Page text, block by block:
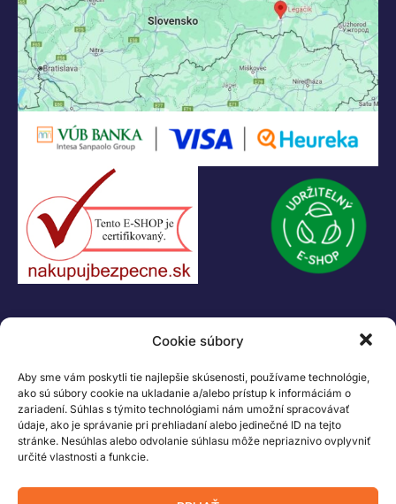
Cookie súbory
Aby sme vám poskytli tie najlepšie skúsenosti, používame technológie,
ako sú súbory cookie na ukladanie a/alebo prístup k informáciám o
zariadení. Súhlas s týmito technológiami nám umožní spracovávať
údaje, ako je správanie pri prehliadaní alebo jedinečné ID na tejto
stránke. Nesúhlas alebo odvolanie súhlasu môže nepriaznivo ovplyvniť
určité vlastnosti a funkcie.
+421 907 919 608
legacik@legacik.sk
Legáčik s.r.o
Hrnčiarska 2/A
04001 Košice